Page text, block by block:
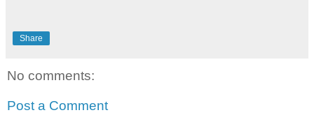
Share
No comments:
Post a Comment